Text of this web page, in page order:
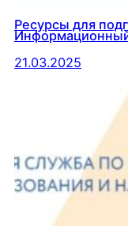
Ресурсы для
21.03.2025